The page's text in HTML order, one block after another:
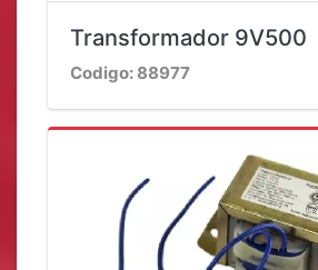
Transformador 9V500
Codigo: 88977